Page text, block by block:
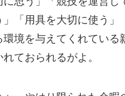
」「用具を大切に使う」
環境を与えてくれている
ておられるがよ。